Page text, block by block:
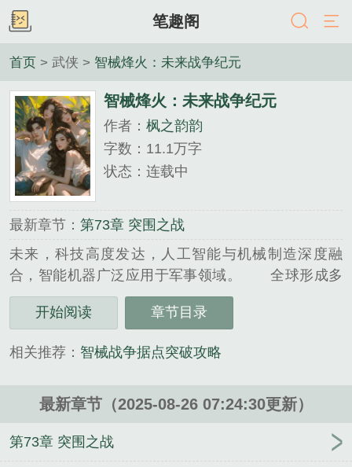
笔趣阁
首页 > 武侠 > 智械烽火：未来战争纪元
智械烽火：未来战争纪元
作者： 枫之韵韵
字数：11.1万字
状态：连载中
最新章节： 第73章 突围之战
未来，科技高度发达，人工智能与机械制造深度融
合，智能机器广泛应用于军事领域。 全球形成多
个超级势力，为争夺资源与霸权，明争暗斗不断。最
终，矛盾激化，一场波及全球的机器战争爆发。...
武侠类小说。
开始阅读 章节目录
相关推荐： 智械战争据点突破攻略
最新章节（2025-08-26 07:24:30更新）
第73章 突围之战